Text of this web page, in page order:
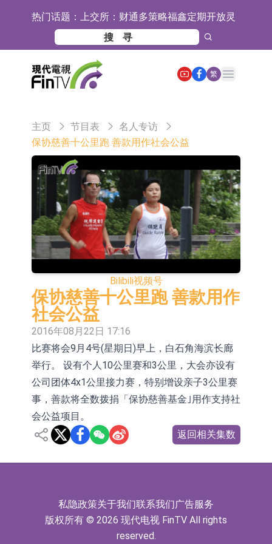
热门话题： 上交所：财通多策略福鑫定期开放灵
活配置混合型发起式证券投资基金临
时停牌
上交所：景顺长城全球半导体芯片产
业股票型证券投资基金临时停牌
【异动股】港股跌幅榜前十，卡森国
际(00496.HK)跌22.40%，九福来
【异动股】港股涨幅榜前十，拿森科
(02286.HK)涨+64.91%
100%
【异动股】焦炭Ⅲ板块下挫，陕西黑
毕得医药(688073.CN)涨20.01%
中远海科：与中远海运国际(香港)有
限公司正在开展增资对价的支付
新莱应材：受益于半导体国产替代提
速及国内晶圆厂扩产 公司泛半导体全
产品线新签订单向好
【异动股】港股跌幅榜前十，智傲控
股(08282.HK)跌16.39%，中国智能健
康(00348.HK)跌14.81%
【异动股】港股涨幅榜前十，帝国科
技集团股权(02993.HK)涨+140.00%，
拿森科技(02261.HK)涨+77.54%
深交所：鑫元中证电池主题交易型开
放式指数证券投资基金8月12日上市
交易
通天酒业(00389.HK)停牌
深交所：晶合集成(02249.HK)获调入
港股通标的证券名单
和光智成完成天使轮数千万融资
10年期港元特区政府机构债券将于
2026年8月12日透过重开进行投标
理工雷科面向边缘AI场景推出"山
海"系列智算模组 系列产品基于国产
【异动股】医疗研发外包板块拉升，
场为主 并已取得欧美相关认证
繁
Open main menu
主页 节目表
名人专访
保协慈善十公里跑 善款用作社会公益
Bilibili视频号
保协慈善十公里跑 善款用作
社会公益
2016年08月22日 17:16
比赛将会9月4号(星期日)早上，白石角海滨长廊
举行。 设有个人10公里赛和3公里，大会亦设有
公司团体4x1公里接力赛，特别增设亲子3公里赛
事，善款将全数拨捐「保协慈善基金｣用作支持社
会公益项目。
返回相关集数
私隐政策关于我们联系我们广告服务
版权所有 © 2026 现代电视 FinTV All rights
reserved.